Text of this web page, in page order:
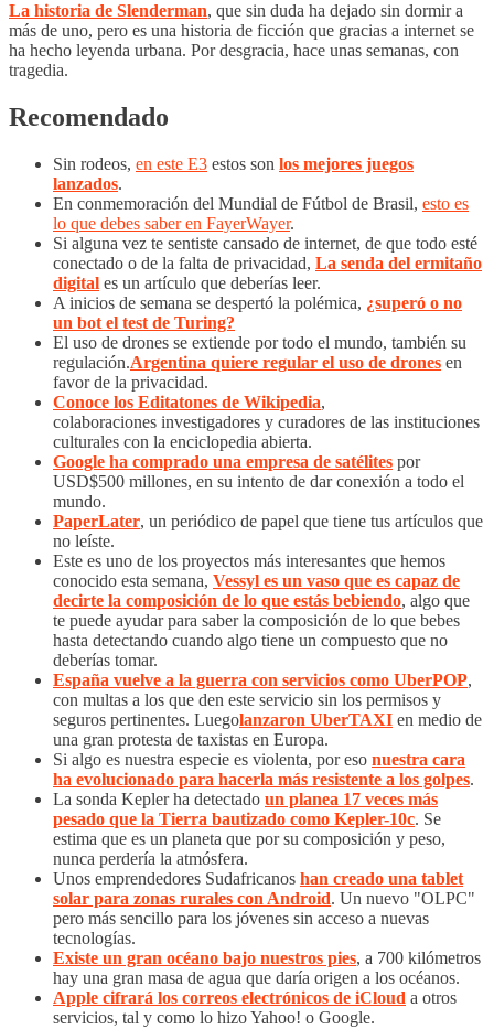
La historia de Slenderman, que sin duda ha dejado sin dormir a
más de uno, pero es una historia de ficción que gracias a internet se
ha hecho leyenda urbana. Por desgracia, hace unas semanas, con
tragedia.
Recomendado
Sin rodeos, en este E3 estos son los mejores juegos
lanzados.
En conmemoración del Mundial de Fútbol de Brasil, esto es
lo que debes saber en FayerWayer.
Si alguna vez te sentiste cansado de internet, de que todo esté
conectado o de la falta de privacidad, La senda del ermitaño
digital es un artículo que deberías leer.
A inicios de semana se despertó la polémica, ¿superó o no
un bot el test de Turing?
El uso de drones se extiende por todo el mundo, también su
regulación.Argentina quiere regular el uso de drones en
favor de la privacidad.
Conoce los Editatones de Wikipedia,
colaboraciones investigadores y curadores de las instituciones
culturales con la enciclopedia abierta.
Google ha comprado una empresa de satélites por
USD$500 millones, en su intento de dar conexión a todo el
mundo.
PaperLater, un periódico de papel que tiene tus artículos que
no leíste.
Este es uno de los proyectos más interesantes que hemos
conocido esta semana, Vessyl es un vaso que es capaz de
decirte la composición de lo que estás bebiendo, algo que
te puede ayudar para saber la composición de lo que bebes
hasta detectando cuando algo tiene un compuesto que no
deberías tomar.
España vuelve a la guerra con servicios como UberPOP,
con multas a los que den este servicio sin los permisos y
seguros pertinentes. Luegolanzaron UberTAXI en medio de
una gran protesta de taxistas en Europa.
Si algo es nuestra especie es violenta, por eso nuestra cara
ha evolucionado para hacerla más resistente a los golpes.
La sonda Kepler ha detectado un planea 17 veces más
pesado que la Tierra bautizado como Kepler-10c. Se
estima que es un planeta que por su composición y peso,
nunca perdería la atmósfera.
Unos emprendedores Sudafricanos han creado una tablet
solar para zonas rurales con Android. Un nuevo "OLPC"
pero más sencillo para los jóvenes sin acceso a nuevas
tecnologías.
Existe un gran océano bajo nuestros pies, a 700 kilómetros
hay una gran masa de agua que daría origen a los océanos.
Apple cifrará los correos electrónicos de iCloud a otros
servicios, tal y como lo hizo Yahoo! o Google.